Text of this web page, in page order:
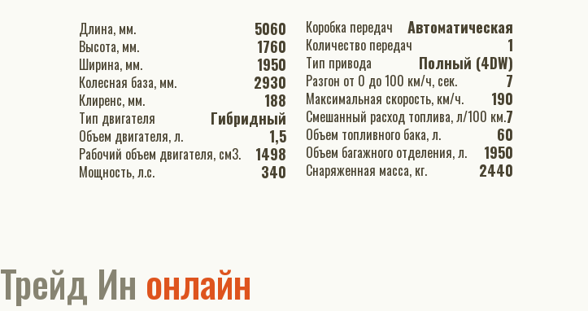
Длина, мм. 5060
Высота, мм. 1760
Ширина, мм. 1950
Колесная база, мм. 2930
Клиренс, мм. 188
Тип двигателя Гибридный
Объем двигателя, л. 1,5
Рабочий объем двигателя, см3. 1498
Мощность, л.с. 340
Коробка передач Автоматическая
Количество передач 1
Тип привода Полный (4DW)
Разгон от 0 до 100 км/ч, сек. 7
Максимальная скорость, км/ч. 190
Смешанный расход топлива, л/100 км.7
Объем топливного бака, л. 60
Объем багажного отделения, л. 1950
Снаряженная масса, кг. 2440
Трейд Ин онлайн